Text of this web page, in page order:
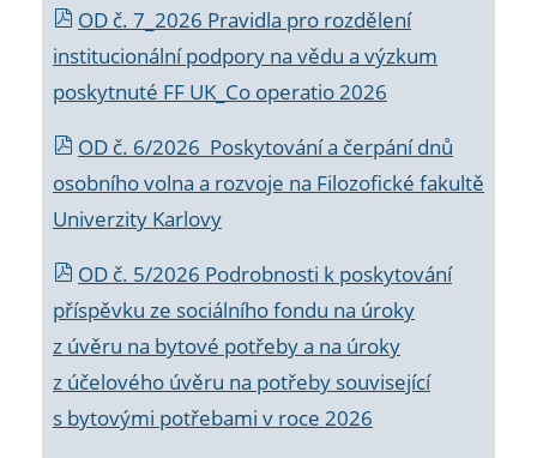
OD č. 7_2026 Pravidla pro rozdělení
institucionální podpory na vědu a výzkum
poskytnuté FF UK_Co operatio 2026
OD č. 6/2026 Poskytování a čerpání dnů
osobního volna a rozvoje na Filozofické fakultě
Univerzity Karlovy
OD č. 5/2026 Podrobnosti k poskytování
příspěvku ze sociálního fondu na úroky
z úvěru na bytové potřeby a na úroky
z účelového úvěru na potřeby související
s bytovými potřebami v roce 2026